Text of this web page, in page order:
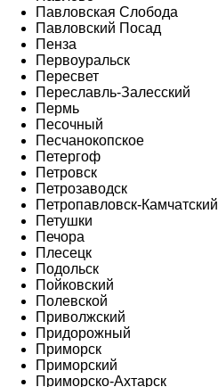
Павловская Слобода
Павловский Посад
Пенза
Первоуральск
Пересвет
Переславль-Залесский
Пермь
Песочный
Песчанокопское
Петергоф
Петровск
Петрозаводск
Петропавловск-Камчатский
Петушки
Печора
Плесецк
Подольск
Пойковский
Полевской
Приволжский
Придорожный
Приморск
Приморский
Приморско-Ахтарск